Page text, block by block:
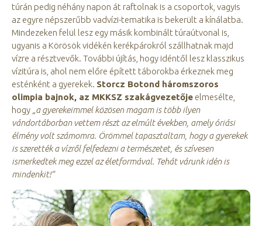
túrán pedig néhány napon át raftolnak is a csoportok, vagyis
az egyre népszerűbb vadvízi-tematika is bekerült a kínálatba.
Mindezeken felül lesz egy másik kombinált túraútvonal is,
ugyanis a Körösök vidékén kerékpárokról szállhatnak majd
vízre a résztvevők. További újítás, hogy idéntől lesz klasszikus
vízitúra is, ahol nem előre épített táborokba érkeznek meg
esténként a gyerekek. Storcz Botond háromszoros
olimpia bajnok, az MKKSZ szakágvezetője elmesélte,
hogy „a gyerekeimmel közösen magam is több ilyen
vándortáborban vettem részt az elmúlt években, amely óriási
élmény volt számomra. Örömmel tapasztaltam, hogy a gyerekek
is szerették a vízről felfedezni a természetet, és szívesen
ismerkedtek meg ezzel az életformával. Tehát várunk idén is
mindenkit!”